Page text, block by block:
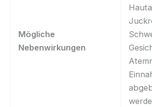
Mögliche
Nebenwirkungen